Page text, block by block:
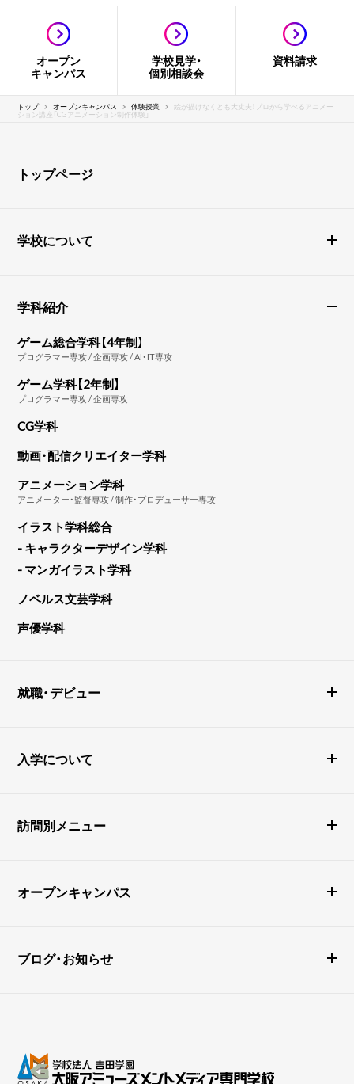
オープン
キャンパス
学校見学・
個別相談会
資料請求
トップ オープンキャンパス 体験授業 絵が描けなくとも大丈夫！プロから学べるアニメー
ション講座「CGアニメーション制作体験」
トップページ
学校について
学科紹介
ゲーム総合学科【4年制】
プログラマー専攻 / 企画専攻 / AI・IT専攻
ゲーム学科【2年制】
プログラマー専攻 / 企画専攻
CG学科
動画・配信クリエイター学科
アニメーション学科
アニメーター・監督専攻 / 制作・プロデューサー専攻
イラスト学科総合
- キャラクターデザイン学科
- マンガイラスト学科
ノベルス文芸学科
声優学科
就職・デビュー
入学について
訪問別メニュー
オープンキャンパス
ブログ・お知らせ